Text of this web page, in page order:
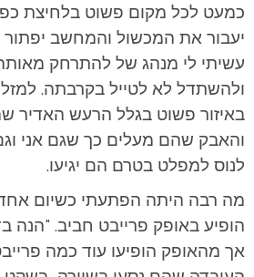
כמעט לכל מקום פשוט בלחיצת
יעבור את המכשול והמחשב
עשיתי לי מנהג של להתרחק
ולהשתדל לא לטייל בקרבתה.
באיזור פשוט בגלל הרעש האדיר
והאבק שהם מעלים כך שגם אני
לנוס למפלט בטרם הם יגיעו.
מה רבה היתה הפתעתי כשיום
הופיע באופק פרייבט חביב. "הנה
אך מהאופק הופיעו עוד כמה